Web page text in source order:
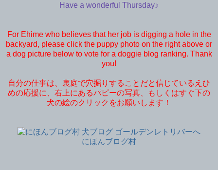
Have a wonderful Thursday♪
For Ehime who believes that her job is digging a hole in the
backyard, please click the puppy photo on the right above or
a dog picture below to vote for a doggie blog ranking. Thank
you!
自分の仕事は、裏庭で穴掘りすることだと信じているえひ
めの応援に、右上にあるパピーの写真、もしくはすぐ下の
犬の絵のクリックをお願いします！
にほんブログ村